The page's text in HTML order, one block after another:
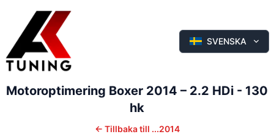
SVENSKA
Motoroptimering Boxer 2014 – 2.2 HDi - 130
hk
← Tillbaka till ...2014